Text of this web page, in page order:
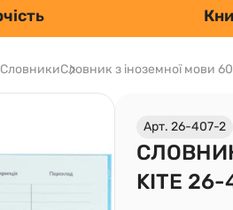
Словник з іноземної мови
Арт. 26-407-2
KITE